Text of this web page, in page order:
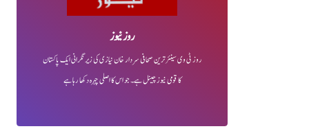
روز نیوز
روز ٹی وی سینئر ترین صحافی سردار خان نیازی کی زیر نگرانی ایک پاکستان
کا قومی نیوز چینل ہے۔ جو اس کا اصلی چہرہ دکھا رہا ہے